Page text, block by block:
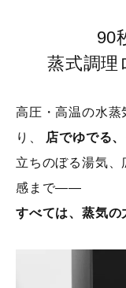
90
蒸式調理
高圧・高温の水蒸
り、 店でゆでる
立ちのぼる湯気、
感まで——
すべては、蒸気の